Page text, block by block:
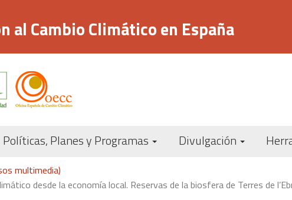
al Cambio Climático en España
Navegación
Políticas, Planes y Programas Divulgación
multimedia)
desde la economía local. Reservas de la biosfera de Terres de